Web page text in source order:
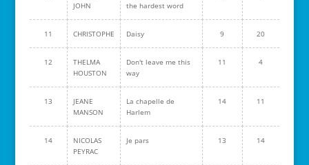
JOHN
the hardest word
11 CHRISTOPHE Daisy 9 20
12
THELMA
HOUSTON
Don't leave me this
way
11 4
13
JEANE
MANSON
La chapelle de
Harlem
14 11
14
NICOLAS
PEYRAC
Je pars 13 14